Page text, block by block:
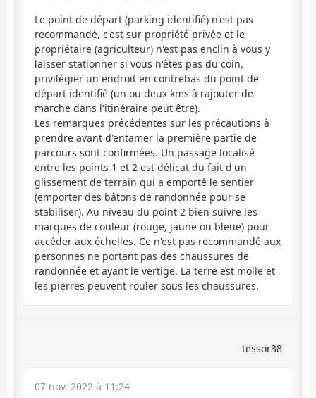
Le point de départ (parking identifié) n'est pas
recommandé, c'est sur propriété privée et le
propriétaire (agriculteur) n'est pas enclin à vous y
laisser stationner si vous n'êtes pas du coin,
privilégier un endroit en contrebas du point de
départ identifié (un ou deux kms à rajouter de
marche dans l'itinéraire peut être).
Les remarques précédentes sur les précautions à
prendre avant d'entamer la première partie de
parcours sont confirmées. Un passage localisé
entre les points 1 et 2 est délicat du fait d'un
glissement de terrain qui a emporté le sentier
(emporter des bâtons de randonnée pour se
stabiliser). Au niveau du point 2 bien suivre les
marques de couleur (rouge, jaune ou bleue) pour
accéder aux échelles. Ce n'est pas recommandé aux
personnes ne portant pas des chaussures de
randonnée et ayant le vertige. La terre est molle et
les pierres peuvent rouler sous les chaussures.
tessor38
07 nov. 2022 à 11:24